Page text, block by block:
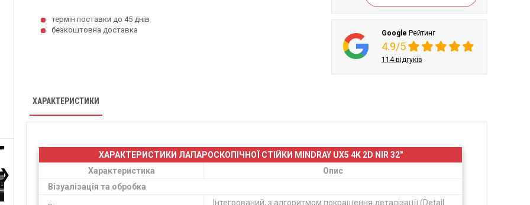
термін поставки до 45 днів
безкоштовна доставка
Google Рейтинг
4.9/5
114 відгуків
ХАРАКТЕРИСТИКИ
ХАРАКТЕРИСТИКИ ЛАПАРОСКОПІЧНОЇ СТІЙКИ MINDRAY UX5 4K 2D NIR 32"
Характеристика
Опис
Візуалізація та обробка
Інтегрований, з алгоритмом покращення деталізації (Detail